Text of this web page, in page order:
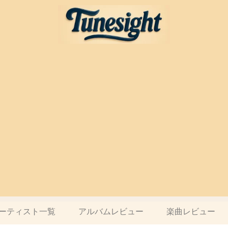
ティスト一覧 アルバムレビュー 楽曲レビュー